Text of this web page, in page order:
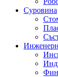
Суровина